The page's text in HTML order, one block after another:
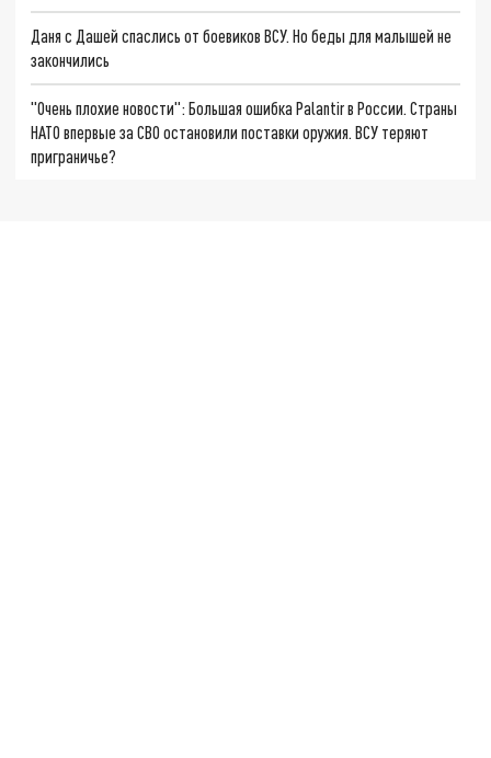
Даня с Дашей спаслись от боевиков ВСУ. Но беды для малышей не
закончились
"Очень плохие новости": Большая ошибка Palantir в России. Страны
НАТО впервые за СВО остановили поставки оружия. ВСУ теряют
приграничье?